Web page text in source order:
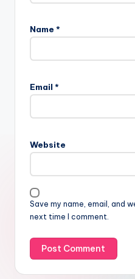
Name *
Email *
Website
Save my name, email, and
next time I comment.